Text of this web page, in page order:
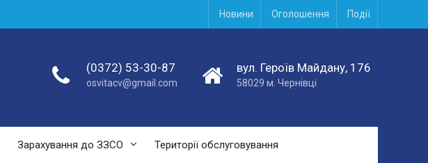
Новини Оголошення Події
(0372) 53-30-87
osvitacv@gmail.com
вул. Героїв Майдану, 176
58029 м. Чернівці
Зарахування до ЗЗСО Території обслуговування